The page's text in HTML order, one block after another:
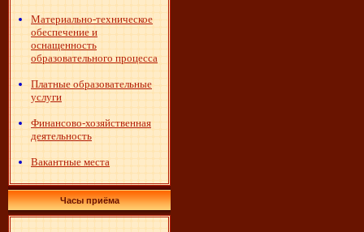
Материально-техническое
обеспечение и
оснащенность
образовательного процесса
Платные образовательные
услуги
Финансово-хозяйственная
деятельность
Вакантные места
Часы приёма